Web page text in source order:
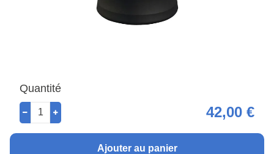
Quantité
42,00 €
Ajouter au panier